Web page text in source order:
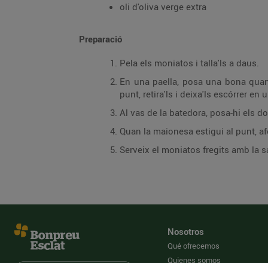
oli d'oliva verge extra
Preparació
Pela els moniatos i talla'ls a daus.
En una paella, posa una bona
punt, retira'ls i deixa'ls escórrer en
Al vas de la batedora, posa-hi els
Quan la maionesa estigui al punt,
Serveix el moniatos fregits amb la
Nosotros
Qué ofrecemos
Quienes somos